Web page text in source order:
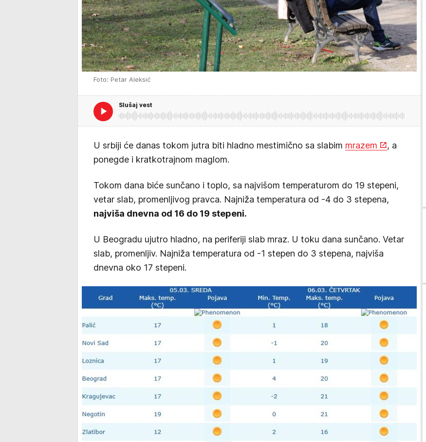
Foto: Petar Aleksić
Slušaj vest
U srbiji će danas tokom jutra biti hladno mestimično sa slabim mrazem
, a
ponegde i kratkotrajnom maglom.
Tokom dana biće sunčano i toplo, sa najvišom temperaturom do 19 stepeni,
vetar slab, promenljivog pravca. Najniža temperatura od -4 do 3 stepena,
najviša dnevna od 16 do 19 stepeni.
U Beogradu ujutro hladno, na periferiji slab mraz. U toku dana sunčano. Vetar
slab, promenljiv. Najniža temperatura od -1 stepen do 3 stepena, najviša
dnevna oko 17 stepeni.